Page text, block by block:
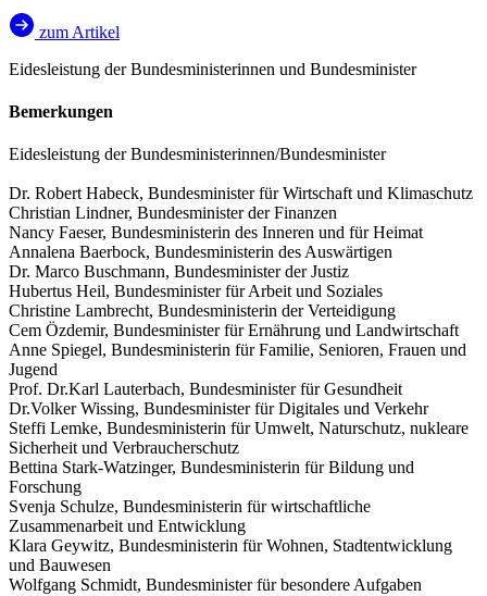
zum Artikel
Eidesleistung der Bundesministerinnen und Bundesminister
Bemerkungen
Eidesleistung der Bundesministerinnen/Bundesminister
Dr. Robert Habeck, Bundesminister für Wirtschaft und Klimaschutz
Christian Lindner, Bundesminister der Finanzen
Nancy Faeser, Bundesministerin des Inneren und für Heimat
Annalena Baerbock, Bundesministerin des Auswärtigen
Dr. Marco Buschmann, Bundesminister der Justiz
Hubertus Heil, Bundesminister für Arbeit und Soziales
Christine Lambrecht, Bundesministerin der Verteidigung
Cem Özdemir, Bundesminister für Ernährung und Landwirtschaft
Anne Spiegel, Bundesministerin für Familie, Senioren, Frauen und
Jugend
Prof. Dr.Karl Lauterbach, Bundesminister für Gesundheit
Dr.Volker Wissing, Bundesminister für Digitales und Verkehr
Steffi Lemke, Bundesministerin für Umwelt, Naturschutz, nukleare
Sicherheit und Verbraucherschutz
Bettina Stark-Watzinger, Bundesministerin für Bildung und
Forschung
Svenja Schulze, Bundesministerin für wirtschaftliche
Zusammenarbeit und Entwicklung
Klara Geywitz, Bundesministerin für Wohnen, Stadtentwicklung
und Bauwesen
Wolfgang Schmidt, Bundesminister für besondere Aufgaben